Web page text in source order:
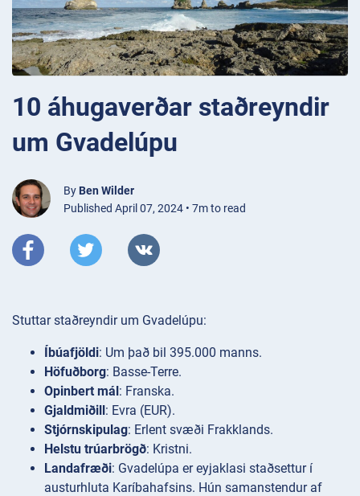
10 áhugaverðar staðreyndir
um Gvadelúpu
By Ben Wilder
Published April 07, 2024 • 7m to read
Stuttar staðreyndir um Gvadelúpu:
Íbúafjöldi: Um það bil 395.000 manns.
Höfuðborg: Basse-Terre.
Opinbert mál: Franska.
Gjaldmiðill: Evra (EUR).
Stjórnskipulag: Erlent svæði Frakklands.
Helstu trúarbrögð: Kristni.
Landafræði: Gvadelúpa er eyjaklasi staðsettur í
austurhluta Karíbahafsins. Hún samanstendur af